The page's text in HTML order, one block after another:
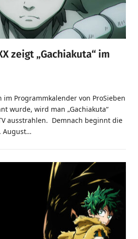
zeigt „Gachiakuta“ im
Programmkalender von ProSieben
wurde, wird man „Gachiakuta“
ausstrahlen. Demnach beginnt die
August…